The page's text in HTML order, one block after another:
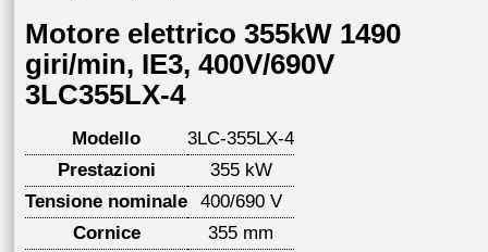
Motore elettrico 355kW 1490
giri/min, IE3, 400V/690V
3LC355LX-4
Modello
3LC-355LX-4
Prestazioni
355 kW
Tensione nominale
400/690 V
Cornice
355 mm